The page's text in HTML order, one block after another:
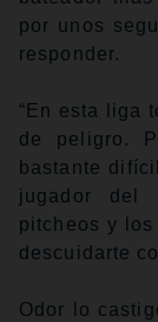
por unos
responder.
“En esta liga
de peligro.
bastante
jugador del
pitcheos y
descuidarte
Odor lo